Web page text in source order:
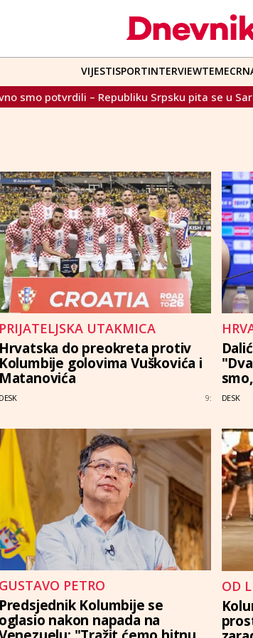
VIJESTISPORTINTERVIEWTEME
– Republiku Srpsku pita se u Sarajevu
PRIJATELJSKA UTAKMICA
Hrvatska do preokreta protiv
Kolumbije golovima Vuškovića i
Matanovića
DESK 9: DESK
GUSTAVO PETRO
Predsjednik Kolumbije se
oglasio nakon napada na
OD